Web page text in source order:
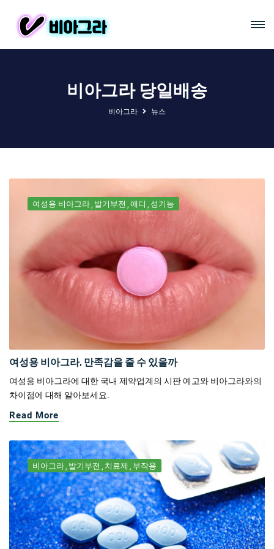
비아그라 당일배송
비아그라 뉴스
여성용 비아그라 발기부전 애디 성기능
여성용 비아그라, 만족감을 줄 수 있을까
여성용 비아그라에 대한 국내 제약업계의 시판 예고와 비아그라와의
차이점에 대해 알아보세요.
Read More
비아그라 발기부전 치료제 부작용